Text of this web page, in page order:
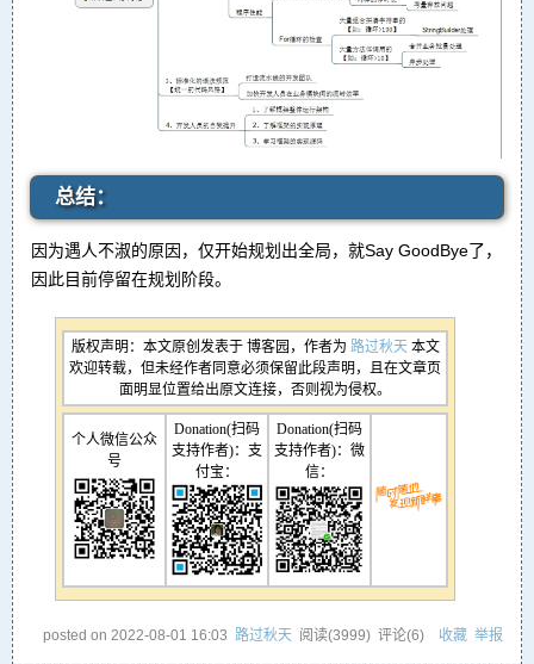
总结：
因为遇人不淑的原因，仅开始规划出全局，就Say GoodBye了，
因此目前停留在规划阶段。
版权声明：本文原创发表于 博客园，作者为 路过秋天本文
欢迎转载，但未经作者同意必须保留此段声明，且在文章页
面明显位置给出原文连接，否则视为侵权。
个人微信公众
号
Donation(扫码
支持作者)：支
付宝：
Donation(扫码
支持作者)：微
信：
posted on 2022-08-01 16:03 路过秋天 阅读(3999) 评论(6) 收藏 举报